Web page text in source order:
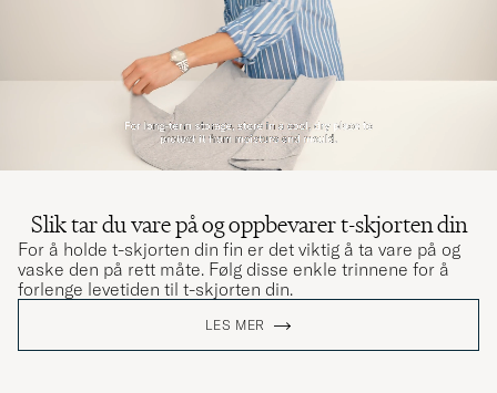
Slik tar du vare på og oppbevarer t-skjorten din
For å holde t-skjorten din fin er det viktig å ta vare på og
vaske den på rett måte. Følg disse enkle trinnene for å
forlenge levetiden til t-skjorten din.
LES MER